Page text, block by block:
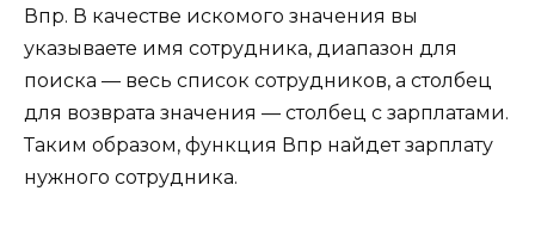
Впр. В качестве искомого значения вы
указываете имя сотрудника, диапазон для
поиска — весь список сотрудников, а столбец
для возврата значения — столбец с зарплатами.
Таким образом, функция Впр найдет зарплату
нужного сотрудника.